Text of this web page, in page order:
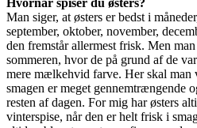
Hvornår spiser du østers?
Man siger, at østers er bedst i
september, oktober, november,
den fremstår allermest frisk. Men
sommeren, hvor de på grund af de
mere mælkehvid farve. Her skal man
smagen er meget gennemtrængende
resten af dagen. For mig har østers
vinterspise, når den er helt frisk i